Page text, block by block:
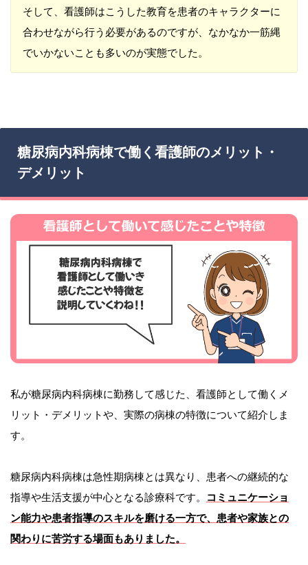
そして、看護師はこうした教育を患者のキャラクターに
合わせながら行う必要があるのですが、なかなか一筋縄
でいかないことも多いのが実態でした。
糖尿病内科病棟で働く看護師のメリット・
デメリット
私が糖尿病内科病棟に勤務して感じた、看護師として働くメ
リット・デメリットや、実際の病棟の特徴について紹介しま
す。
糖尿病内科病棟は急性期病棟とは異なり、患者への継続的な
指導や生活支援が中心となる診療科です。
コミュニケーショ
ン能力や患者指導のスキルを磨ける一方で、患者や家族との
関わりに苦労する場面もありました。